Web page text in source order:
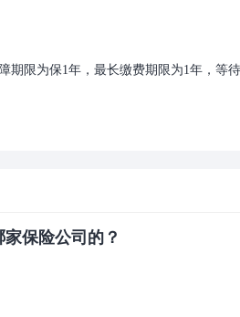
期限为保1年，最长缴费期限为1年，等待
保险公司的？